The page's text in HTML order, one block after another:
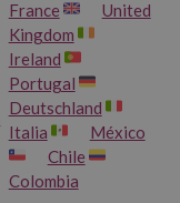
France
United
Kingdom
Ireland
Portugal
Deutschland
Italia
México
Chile
Colombia